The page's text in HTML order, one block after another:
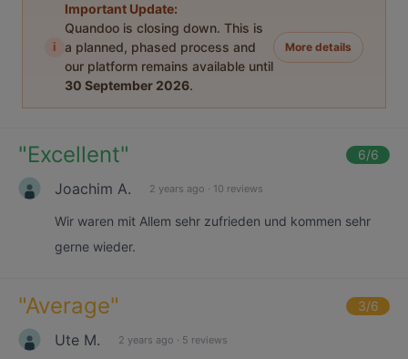
i
Important Update:
Quandoo is closing down. This is
a planned, phased process and
our platform remains available until
30 September 2026.
More details
"Excellent" 6/6
Joachim A. 2 years ago · 10 reviews
Wir waren mit Allem sehr zufrieden und kommen sehr
gerne wieder.
"Average" 3/6
Ute M. 2 years ago · 5 reviews